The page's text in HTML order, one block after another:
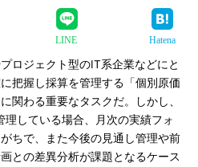
LINE Hatena
ロジェクト型のIT系企業などにと
把握し採算を管理する「個別原価
関わる重要なタスクだ。しかし、
している場合、月次の実績フォ
ちで、また今後の見通し管理や前
との差異分析が課題となるケース